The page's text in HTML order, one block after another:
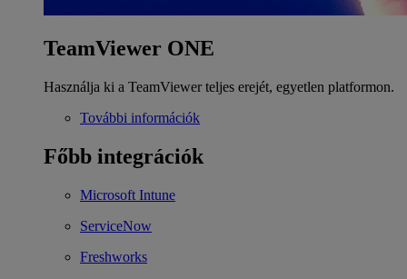
TeamViewer ONE
Használja ki a TeamViewer teljes erejét, egyetlen platformon.
További információk
Főbb integrációk
Microsoft Intune
ServiceNow
Freshworks